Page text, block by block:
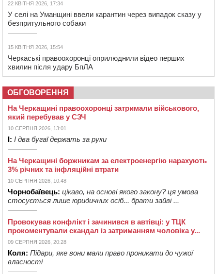
22 КВІТНЯ 2026, 17:34
У селі на Уманщині ввели карантин через випадок сказу у
безпритульного собаки
15 КВІТНЯ 2026, 15:54
Черкаські правоохоронці оприлюднили відео перших
хвилин після удару БпЛА
ОБГОВОРЕННЯ
На Черкащині правоохоронці затримали військового,
який перебував у СЗЧ
10 СЕРПНЯ 2026, 13:01
І: І два бугаї держать за руки
На Черкащині боржникам за електроенергію нарахують
3% річних та інфляційні втрати
10 СЕРПНЯ 2026, 10:48
Чорнобаївець: цікаво, на основі якого закону? ця умова
стосується лише юридичних осіб... брати зайві ...
Провокував конфлікт і зачинився в автівці: у ТЦК
прокоментували скандал із затриманням чоловіка у...
09 СЕРПНЯ 2026, 20:28
Коля: Підари, яке вони мали право проникати до чужої
власності